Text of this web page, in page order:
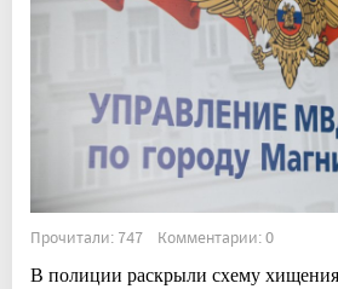
Прочитали: 747 Комментарии: 0
В полиции раскрыли схему хищения